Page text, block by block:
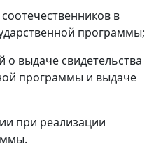
в
программы;
выдаче свидетельства
программы и выдаче
при реализации